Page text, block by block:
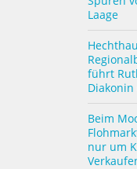
Laage
führt
Diakonin
Beim
nur um